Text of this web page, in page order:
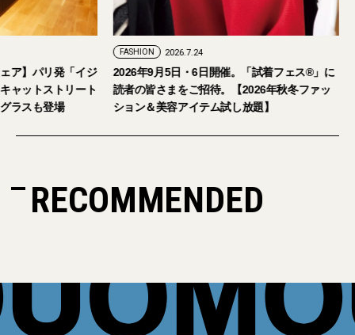
ア】パリ発「イジ
ャットストリート
ラスも登場
FASHION 2026.7.24
2026年9月5日・6日開催。「試着フェス®︎」に
読者の皆さまをご招待。【2026年秋冬ファッ
ション＆美容アイテム試し放題】
RECOMMENDED